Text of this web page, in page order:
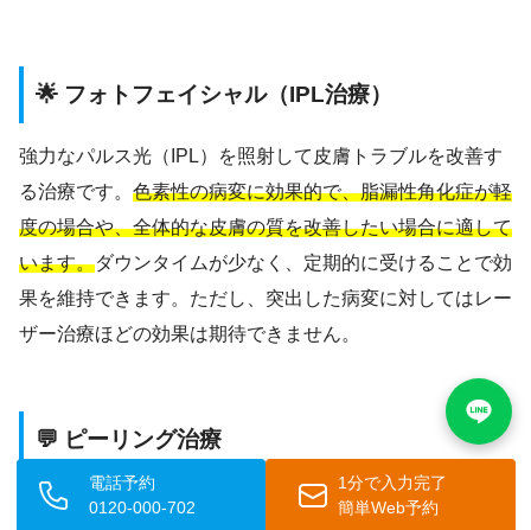
🌟 フォトフェイシャル（IPL治療）
強力なパルス光（IPL）を照射して皮膚トラブルを改善す
る治療です。 色素性の病変に効果的で、脂漏性角化症が軽
度の場合や、全体的な皮膚の質を改善したい場合に適して
います。ダウンタイムが少なく、定期的に受けることで効
果を維持できます。ただし、突出した病変に対してはレー
ザー治療ほどの効果は期待できません。
💬 ピーリング治療
ケミカルピーリングは、グリコール酸やサリチル酸などの
電話予約
0120-000-702
1分で入力完了
簡単Web予約